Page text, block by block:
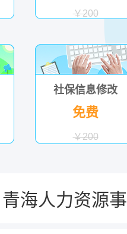
￥200
社保信息修改
免费
￥200
青海人力资源